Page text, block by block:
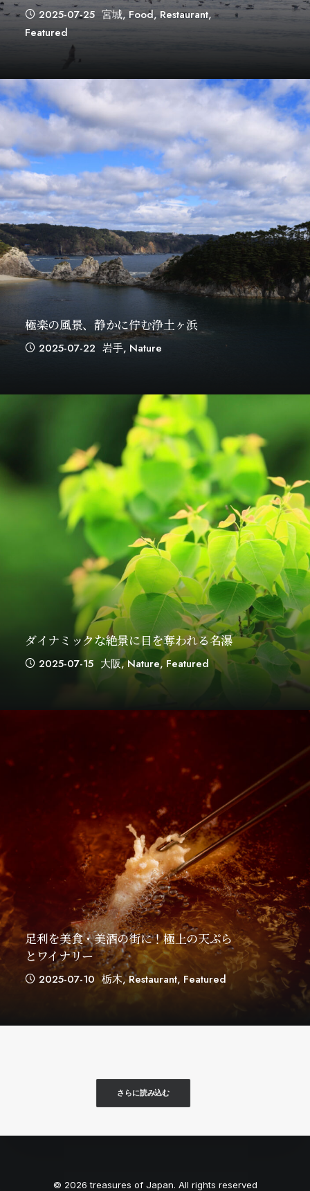
2025-07-25 宮城,Food,Restaurant,
Featured
極楽の風景、静かに佇む浄土ヶ浜
2025-07-22 岩手, Nature
ダイナミックな絶景に目を奪われる名瀑
2025-07-15 大阪,Nature, Featured
足利を美食・美酒の街に！極上の天ぷら
とワイナリー
2025-07-10 栃木,Restaurant, Featured
さらに読み込む
© 2026 treasures of Japan. All rights reserved